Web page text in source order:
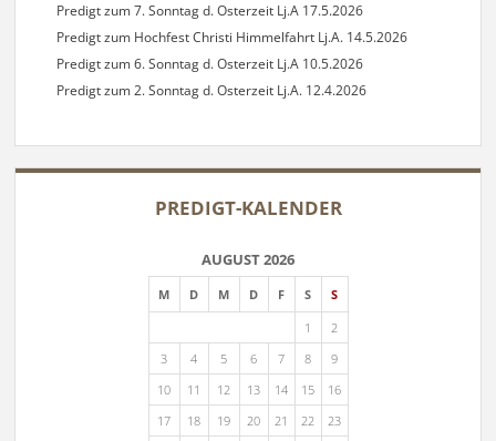
Predigt zum 7. Sonntag d. Osterzeit Lj.A 17.5.2026
Predigt zum Hochfest Christi Himmelfahrt Lj.A. 14.5.2026
Predigt zum 6. Sonntag d. Osterzeit Lj.A 10.5.2026
Predigt zum 2. Sonntag d. Osterzeit Lj.A. 12.4.2026
PREDIGT-KALENDER
AUGUST 2026
M D M D F S
S
1
2
3
4 5 6 7 8
9
10
11 12 13 14 15
16
17
18 19 20 21 22
23